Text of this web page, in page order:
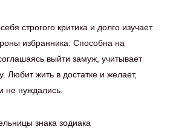
строгого критика и долго изучает
избранника. Способна на
выйти замуж, учитывает
Любит жить в достатке и желает,
не нуждались.
знака зодиака